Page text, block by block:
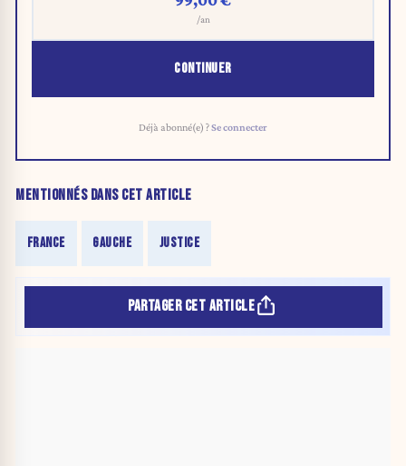
/an
CONTINUER
Déjà abonné(e) ?Se connecter
MENTIONNÉS DANS CET ARTICLE
FRANCE GAUCHE JUSTICE
PARTAGER CET ARTICLE